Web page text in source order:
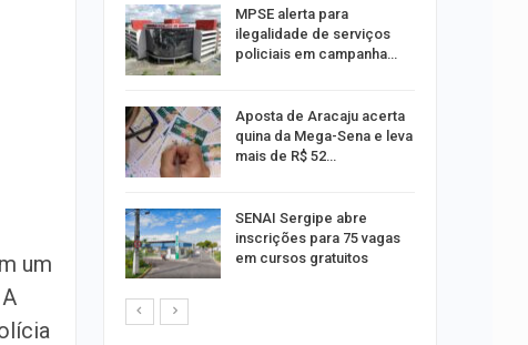
um
MPSE alerta para
ilegalidade de serviços
policiais em campanha…
Aposta de Aracaju acerta
quina da Mega-Sena e leva
mais de R$ 52…
SENAI Sergipe abre
inscrições para 75 vagas
em cursos gratuitos